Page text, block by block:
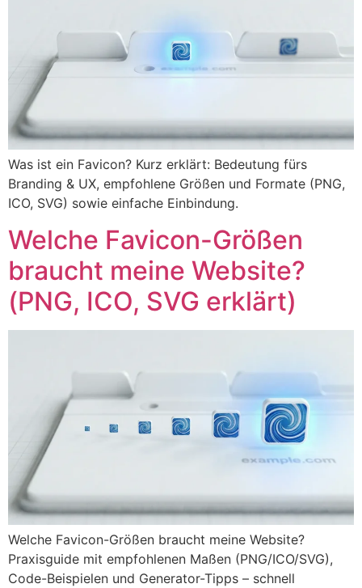
Was ist ein Favicon? Kurz erklärt: Bedeutung fürs
Branding & UX, empfohlene Größen und Formate (PNG,
ICO, SVG) sowie einfache Einbindung.
Welche Favicon-Größen
braucht meine Website?
(PNG, ICO, SVG erklärt)
Welche Favicon-Größen braucht meine Website?
Praxisguide mit empfohlenen Maßen (PNG/ICO/SVG),
Code-Beispielen und Generator-Tipps – schnell